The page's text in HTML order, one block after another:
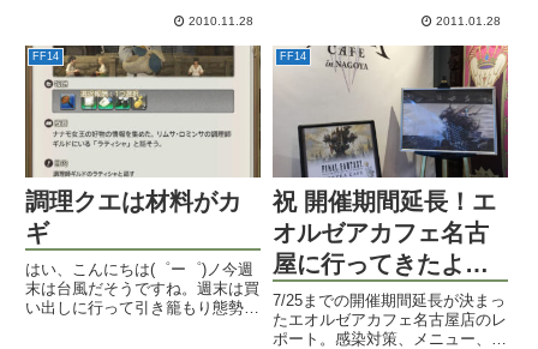
っ、と全身に走る衝撃。何その調
っけ？狩りR10リーヴ報酬...
2010.11.28
うとたいそうなことをやるみたい
だもんね(・ｗ・｀)ではその内容
はというと・・。◆パッチ1.15a
の主な内容（２月上旬予定...
2011.01.28
FF14
調理クエは材料がカ
ギ
はい、こんにちは(゜ー゜)ノ今週
末は台風だそうですね。週末は買
い出しに行って引き籠もり態勢を
FF14
祝 開催期間延長！エ
オルゼアカフェ名古
屋に行ってきたよレ
ポート
7/25までの開催期間延長が決まっ
たエオルゼアカフェ名古屋店のレ
ポート。感染対策、メニュー、内